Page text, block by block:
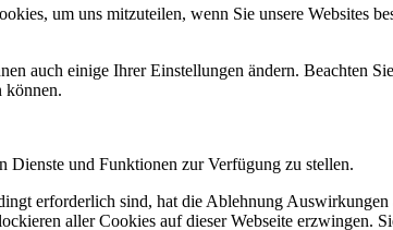
um uns mitzuteilen, wenn Sie unsere Websites
auch einige Ihrer Einstellungen ändern. Beachten
können.
Dienste und Funktionen zur Verfügung zu stellen.
erforderlich sind, hat die Ablehnung
aller Cookies auf dieser Webseite erzwingen.